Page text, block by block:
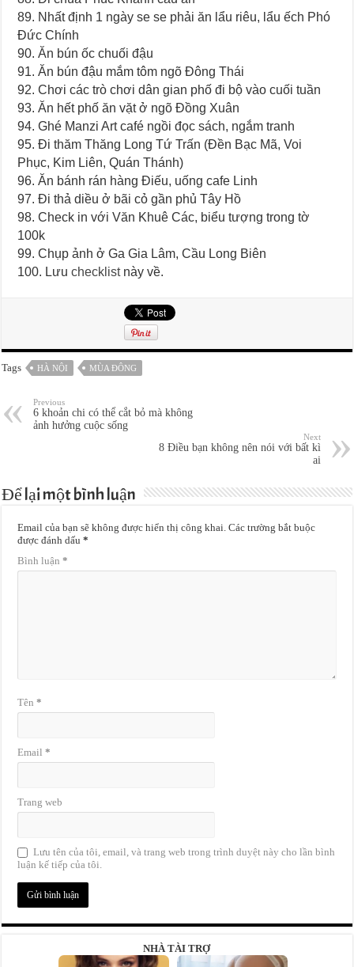
89. Nhất định 1 ngày se se phải ăn lẩu riêu, lẩu ếch Phó
Đức Chính
90. Ăn bún ốc chuối đậu
91. Ăn bún đậu mắm tôm ngõ Đông Thái
92. Chơi các trò chơi dân gian phố đi bộ vào cuối tuần
93. Ăn hết phố ăn vặt ở ngõ Đồng Xuân
94. Ghé Manzi Art café ngồi đọc sách, ngắm tranh
95. Đi thăm Thăng Long Tứ Trấn (Đền Bạc Mã, Voi
Phục, Kim Liên, Quán Thánh)
96. Ăn bánh rán hàng Điếu, uống cafe Linh
97. Đi thả diều ở bãi cỏ gần phủ Tây Hồ
98. Check in với Văn Khuê Các, biểu tượng trong tờ
100k
99. Chụp ảnh ở Ga Gia Lâm, Cầu Long Biên
100. Lưuchecklistnày về.
Tags HÀ NỘI MÙA ĐÔNG
Previous
6 khoản chi có thể cắt bỏ mà không
ảnh hưởng cuộc sống
Next
8 Điều bạn không nên nói với bất kì
ai
Để lại một bình luận
Email của bạn sẽ không được hiển thị công khai. Các trường bắt buộc
được đánh dấu*
Bình luận*
Tên*
Email*
Trang web
Lưu tên của tôi, email, và trang web trong trình duyệt này cho lần bình
luận kế tiếp của tôi.
NHÀ TÀI TRỢ